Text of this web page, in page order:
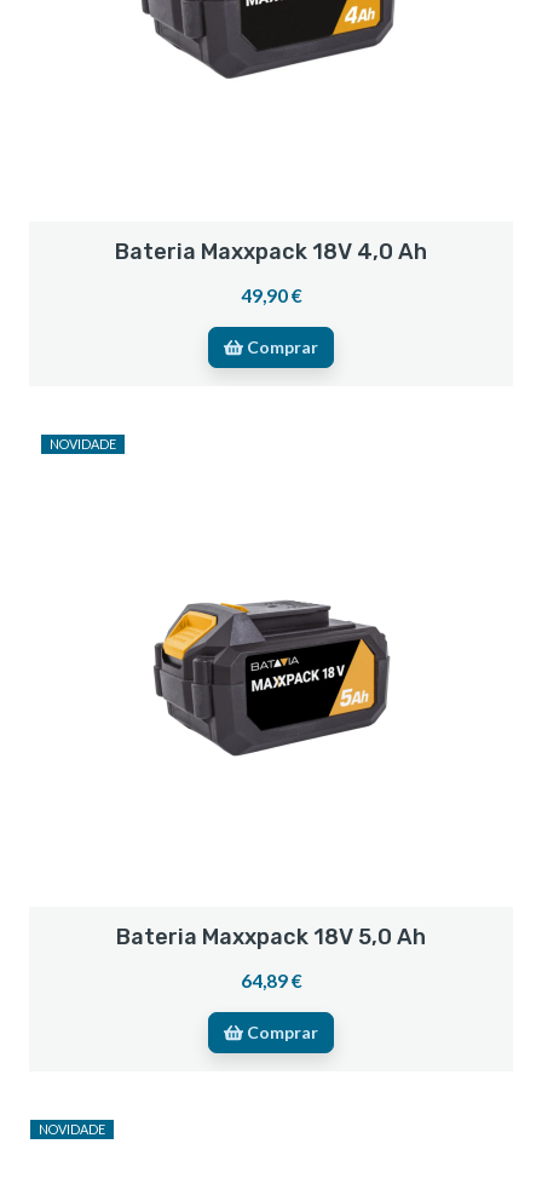
Bateria Maxxpack 18V 4,0 Ah
49,90 €
Comprar
NOVIDADE
Bateria Maxxpack 18V 5,0 Ah
64,89 €
Comprar
NOVIDADE